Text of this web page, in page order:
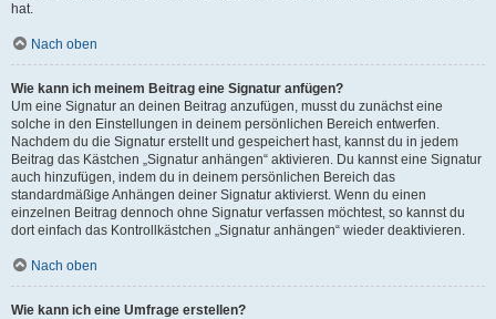
hat.
Nach oben
Wie kann ich meinem Beitrag eine Signatur anfügen?
Um eine Signatur an deinen Beitrag anzufügen, musst du zunächst eine
solche in den Einstellungen in deinem persönlichen Bereich entwerfen.
Nachdem du die Signatur erstellt und gespeichert hast, kannst du in jedem
Beitrag das Kästchen „Signatur anhängen“ aktivieren. Du kannst eine Signatur
auch hinzufügen, indem du in deinem persönlichen Bereich das
standardmäßige Anhängen deiner Signatur aktivierst. Wenn du einen
einzelnen Beitrag dennoch ohne Signatur verfassen möchtest, so kannst du
dort einfach das Kontrollkästchen „Signatur anhängen“ wieder deaktivieren.
Nach oben
Wie kann ich eine Umfrage erstellen?